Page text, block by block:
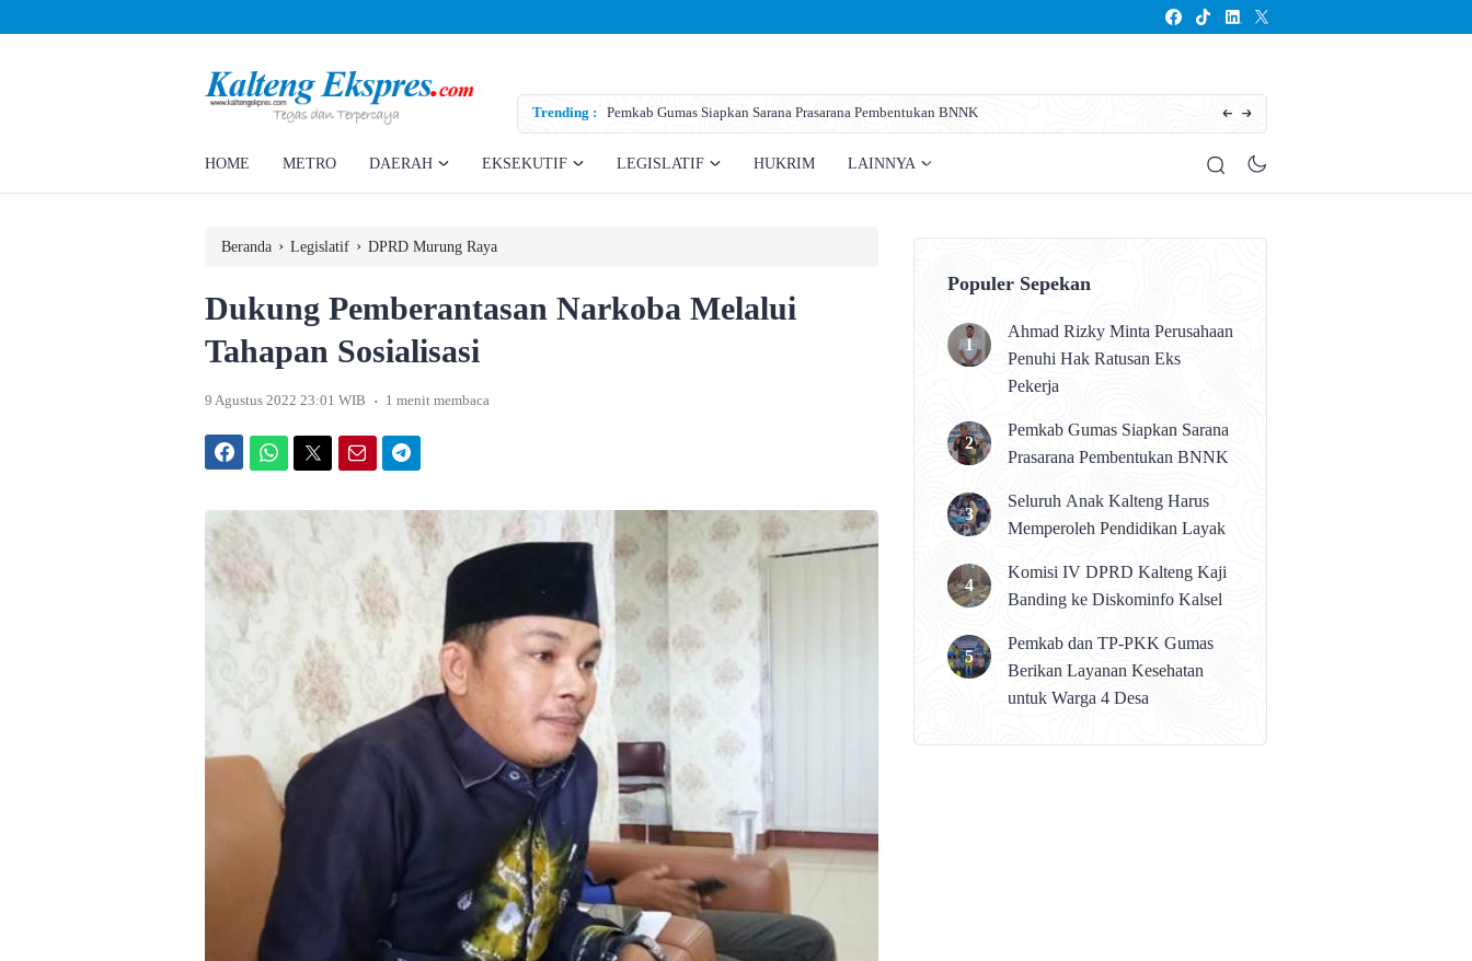
Trending :
Ahmad Rizky Minta Perusahaan Penuhi Hak Ratusan Eks Pekerja Pemkab Gumas Siapkan Sarana Prasarana Pembentukan BNNK Seluruh Anak Kalteng Harus Memperoleh
HOME METRO DAERAH EKSEKUTIF LEGISLATIF HUKRIM LAINNYA
Beranda › Legislatif › DPRD Murung Raya
Dukung Pemberantasan Narkoba Melalui
Tahapan Sosialisasi
9 Agustus 2022 23:01 WIB . 1 menit membaca
Populer Sepekan
Ahmad Rizky Minta Perusahaan
Penuhi Hak Ratusan Eks
Pekerja
Pemkab Gumas Siapkan Sarana
Prasarana Pembentukan BNNK
Seluruh Anak Kalteng Harus
Memperoleh Pendidikan Layak
Komisi IV DPRD Kalteng Kaji
Banding ke Diskominfo Kalsel
Pemkab dan TP-PKK Gumas
Berikan Layanan Kesehatan
untuk Warga 4 Desa